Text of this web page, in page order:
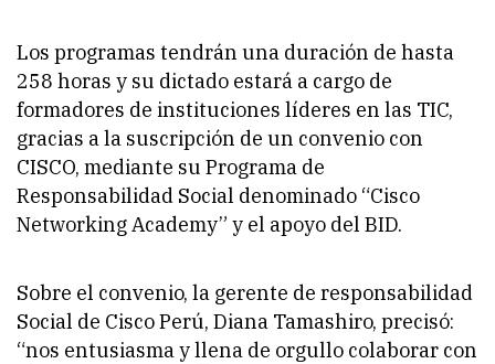
Los programas tendrán una duración de hasta
258 horas y su dictado estará a cargo de
formadores de instituciones líderes en las TIC,
gracias a la suscripción de un convenio con
CISCO, mediante su Programa de
Responsabilidad Social denominado “Cisco
Networking Academy” y el apoyo del BID.
Sobre el convenio, la gerente de responsabilidad
Social de Cisco Perú, Diana Tamashiro, precisó:
“nos entusiasma y llena de orgullo colaborar con